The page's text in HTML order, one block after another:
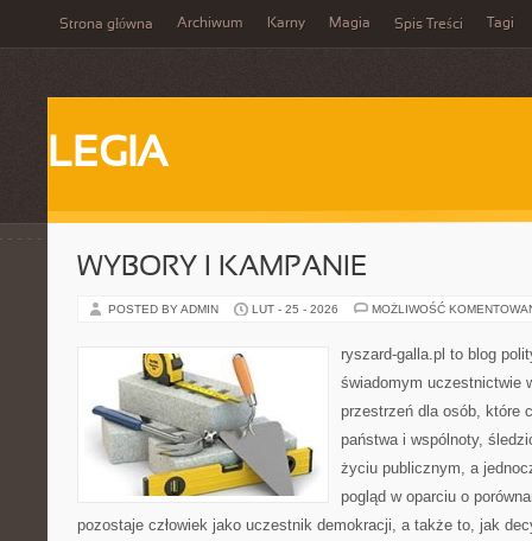
Strona główna Archiwum Karny Magia Spis Treści Tagi
LEGIA
WYBORY I KAMPANIE
POSTED BY ADMIN LUT - 25 - 2026 MOŻLIWOŚĆ
ryszard-galla.pl to blog
świadomym uczestnictwie
przestrzeń dla osób, które
państwa i wspólnoty,
życiu publicznym, a
pogląd w oparciu o
pozostaje człowiek jako uczestnik demokracji, a także to, jak